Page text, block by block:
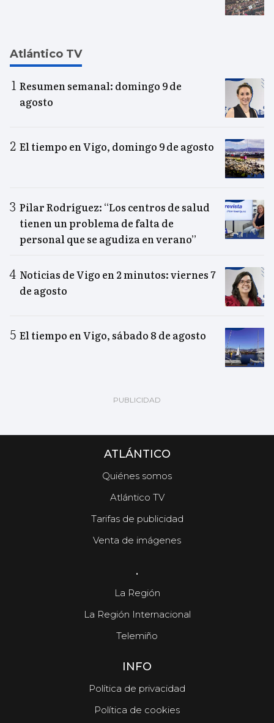
Atlántico TV
Resumen semanal: domingo 9 de
agosto
El tiempo en Vigo, domingo 9 de agosto
Pilar Rodríguez: “Los centros de salud
tienen un problema de falta de
personal que se agudiza en verano”
Noticias de Vigo en 2 minutos: viernes 7
de agosto
El tiempo en Vigo, sábado 8 de agosto
ATLÁNTICO
Quiénes somos
Atlántico TV
Tarifas de publicidad
Venta de imágenes
.
La Región
La Región Internacional
Telemiño
INFO
Política de privacidad
Política de cookies